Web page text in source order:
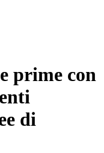
prime con
di